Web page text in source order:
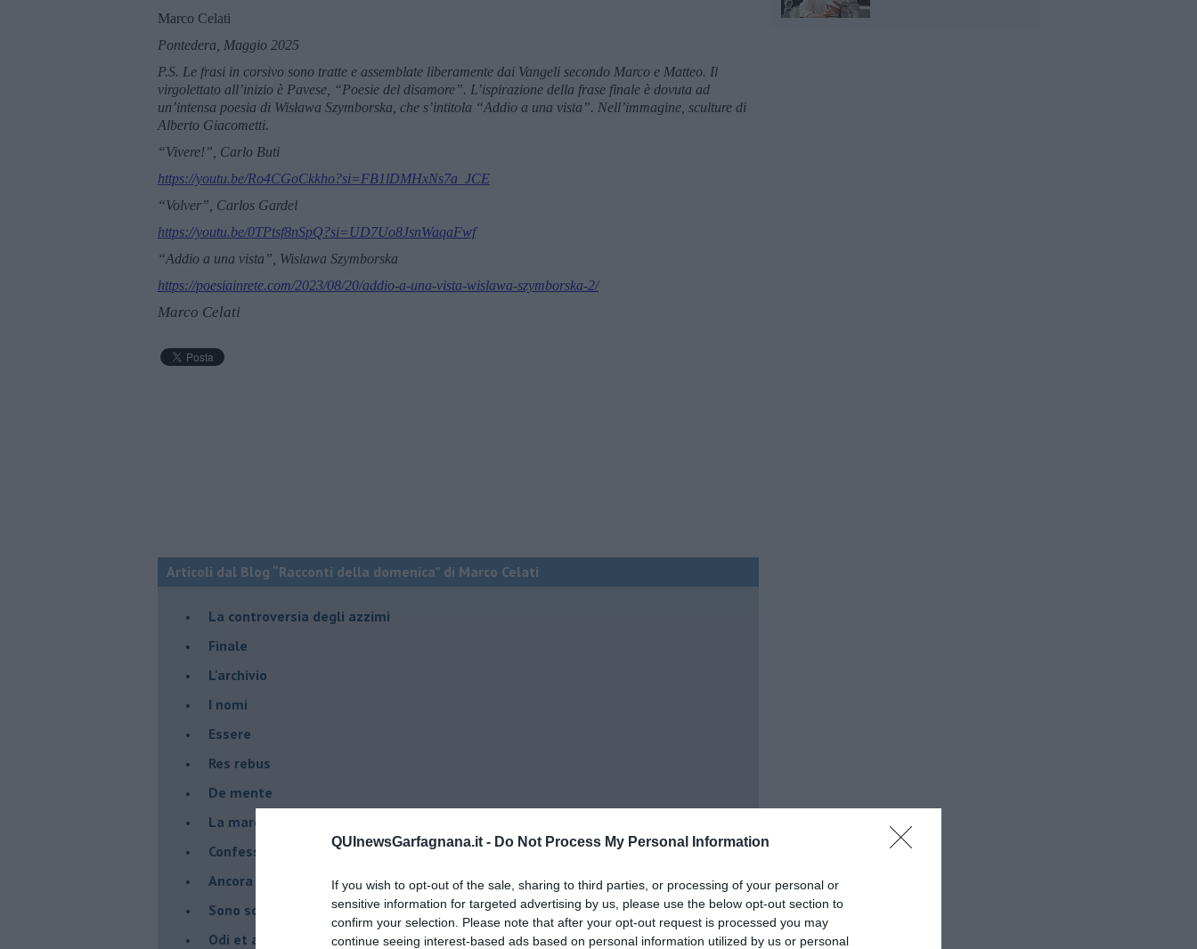
QUInewsGarfagnana.it - Do Not Process My Personal Information
If you wish to opt-out of the sale, sharing to third parties, or processing of your personal or
sensitive information for targeted advertising by us, please use the below opt-out section to
confirm your selection. Please note that after your opt-out request is processed you may
continue seeing interest-based ads based on personal information utilized by us or personal
Marco Celati
Pontedera, Maggio 2025
P.S. Le frasi in corsivo sono tratte e assemblate liberamente dai Vangeli secondo Marco e Matteo. Il
virgolettato all’inizio è Pavese, “Poesie del disamore”. L’ispirazione della frase finale è dovuta ad
un ’intensa poesia di Wisława Szymborska, che s’intitola “Addio a una vista ”. Nell’immagine, sculture di
Alberto Giacometti.
“Vivere!”, Carlo Buti
https://youtu.be/Ro4CGoCkkho?si=FB1lDMHxNs7a_JCE
“Volver”, Carlos Gardel
https://youtu.be/0TPtsf8nSpQ?si=UD7Uo8JsnWaqaFwf
“Addio a una vista”, Wislawa Szymborska
https://poesiainrete.com/2023/08/20/addio-a-una-vista-wislawa-szymborska-2/
Marco Celati
Articoli dal Blog “Racconti della domenica” di Marco Celati
La controversia degli azzimi
Finale
L'archivio
I nomi
Essere
Res rebus
De mente
La marcia
Confessioni del pappagallo
Ancora pensieri & disordine
Sono solo parole
Odi et amo